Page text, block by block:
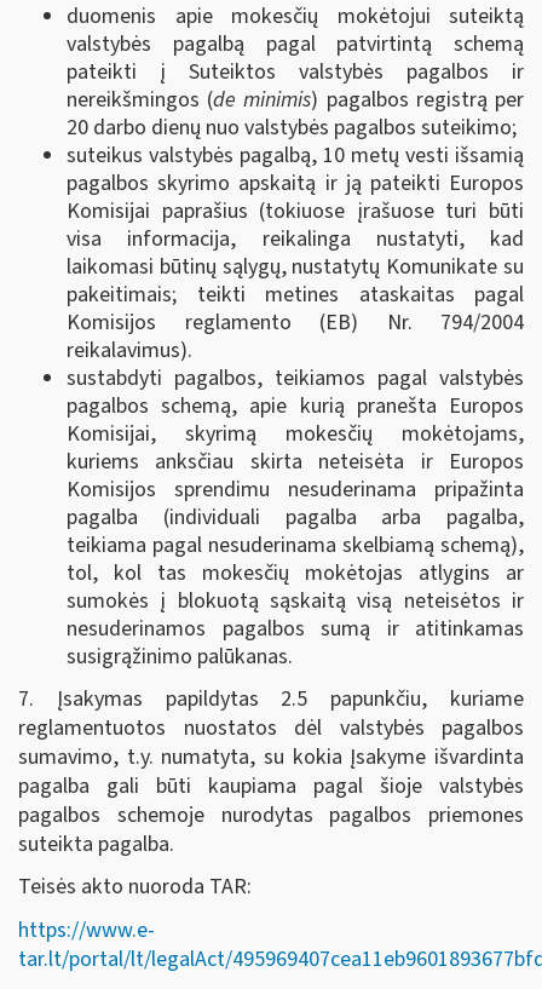
duomenis apie mokesčių mokėtojui suteiktą
valstybės pagalbą pagal patvirtintą schemą
pateikti į Suteiktos valstybės pagalbos ir
nereikšmingos (de minimis) pagalbos registrą per
20 darbo dienų nuo valstybės pagalbos suteikimo;
suteikus valstybės pagalbą, 10 metų vesti išsamią
pagalbos skyrimo apskaitą ir ją pateikti Europos
Komisijai paprašius (tokiuose įrašuose turi būti
visa informacija, reikalinga nustatyti, kad
laikomasi būtinų sąlygų, nustatytų Komunikate su
pakeitimais; teikti metines ataskaitas pagal
Komisijos reglamento (EB) Nr. 794/2004
reikalavimus).
sustabdyti pagalbos, teikiamos pagal valstybės
pagalbos schemą, apie kurią pranešta Europos
Komisijai, skyrimą mokesčių mokėtojams,
kuriems anksčiau skirta neteisėta ir Europos
Komisijos sprendimu nesuderinama pripažinta
pagalba (individuali pagalba arba pagalba,
teikiama pagal nesuderinama skelbiamą schemą),
tol, kol tas mokesčių mokėtojas atlygins ar
sumokės į blokuotą sąskaitą visą neteisėtos ir
nesuderinamos pagalbos sumą ir atitinkamas
susigrąžinimo palūkanas.
7. Įsakymas papildytas 2.5 papunkčiu, kuriame
reglamentuotos nuostatos dėl valstybės pagalbos
sumavimo, t.y. numatyta, su kokia Įsakyme išvardinta
pagalba gali būti kaupiama pagal šioje valstybės
pagalbos schemoje nurodytas pagalbos priemones
suteikta pagalba.
Teisės akto nuoroda TAR:
https://www.e-
tar.lt/portal/lt/legalAct/